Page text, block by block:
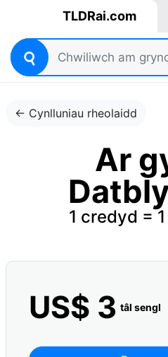
TLDRai.com
← Cynlluniau rheolaidd
Ar
1 credyd =
US$ 3 tâl sengl